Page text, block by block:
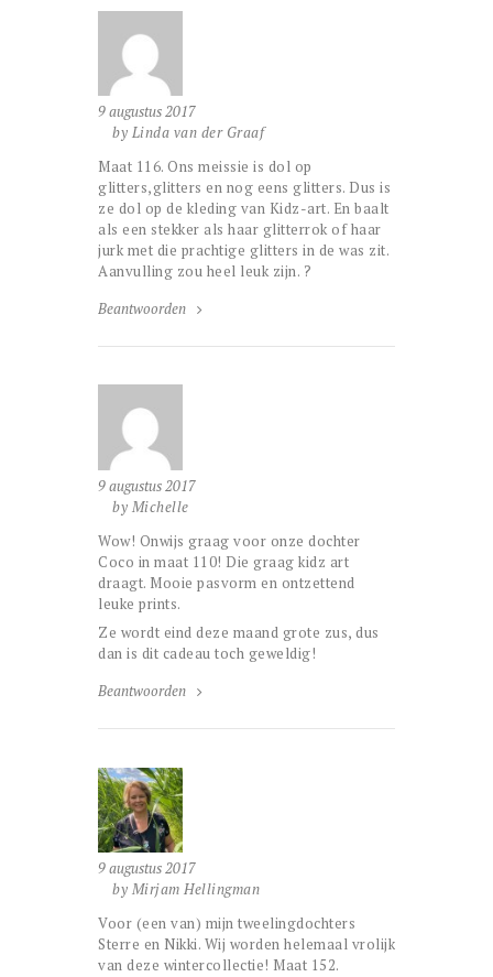
9 augustus 2017
by Linda van der Graaf
Maat 116. Ons meissie is dol op
glitters,glitters en nog eens glitters. Dus is
ze dol op de kleding van Kidz-art. En baalt
als een stekker als haar glitterrok of haar
jurk met die prachtige glitters in de was zit.
Aanvulling zou heel leuk zijn. ?
Beantwoorden
9 augustus 2017
by Michelle
Wow! Onwijs graag voor onze dochter
Coco in maat 110! Die graag kidz art
draagt. Mooie pasvorm en ontzettend
leuke prints.
Ze wordt eind deze maand grote zus, dus
dan is dit cadeau toch geweldig!
Beantwoorden
9 augustus 2017
by Mirjam Hellingman
Voor (een van) mijn tweelingdochters
Sterre en Nikki. Wij worden helemaal vrolijk
van deze wintercollectie! Maat 152.